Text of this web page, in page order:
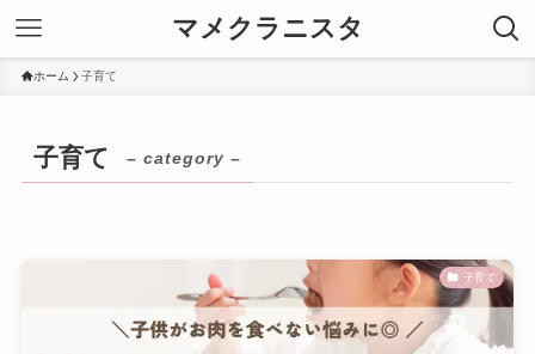
マメクラニスタ
ホーム 子育て
子育て – category –
子育て